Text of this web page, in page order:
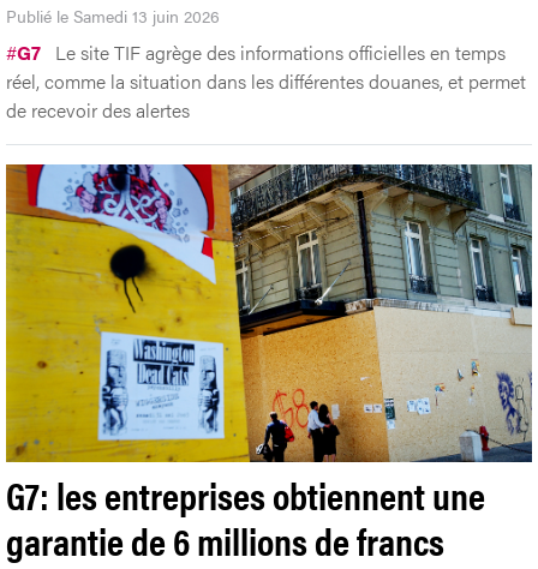
Publié le Samedi 13 juin 2026
#G7 Le site TIF agrège des informations officielles en temps
réel, comme la situation dans les différentes douanes, et permet
de recevoir des alertes
G7: les entreprises obtiennent une
garantie de 6 millions de francs